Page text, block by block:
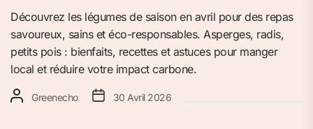
Découvrez les légumes de saison en avril pour des repas
savoureux, sains et éco-responsables. Asperges, radis,
petits pois : bienfaits, recettes et astuces pour manger
local et réduire votre impact carbone.
Greenecho 30 Avril 2026